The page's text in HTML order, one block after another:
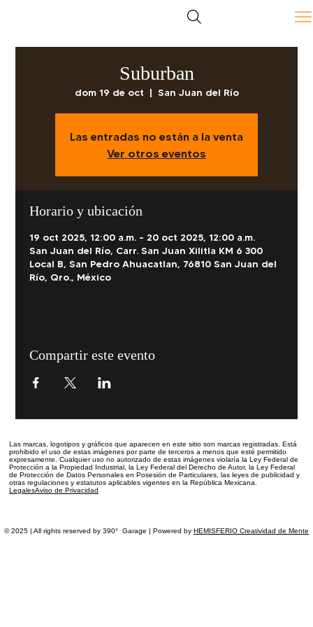
Suburban
dom 19 de oct
  |
San Juan del Río
Las entradas no están a la venta
Ver otros eventos
Horario y ubicación
19 oct 2025, 12:00 a.m. – 20 oct 2025, 12:00 a.m.
San Juan del Río, Carr. San Juan Xilitla KM 6 300
Local B, San Pedro Ahuacatlan, 76810 San Juan del
Río, Qro., México
Compartir este evento
Las marcas, logotipos y gráficos que aparecen en este sitioson marcas registradas. Está
prohibido el uso de estas imágenes por parte de terceros a menos que esté permitido
expresamente. Cualquier uso no autorizado de estas imágenes violaría la Ley Federal de
Protección a la Propiedad Industrial, la Ley Federal del Derecho de Autor, la Ley Federal
de Protección de Datos Personales en Posesión de Particulares, las leyes de publicidad y
otras regulaciones y estatutos aplicables vigentes en la República Mexicana.
LegalesAviso de Privacidad
© 2025 | All rights reserved by 390° Garage | Powered by HEMISFERIO Creatividad de Mente